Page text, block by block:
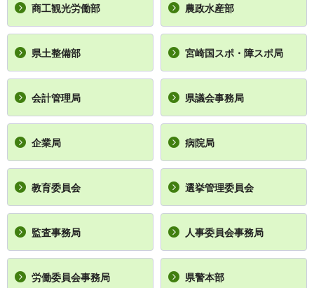
商工観光労働部 農政水産部
県土整備部 宮崎国スポ・障スポ局
会計管理局 県議会事務局
企業局 病院局
教育委員会 選挙管理委員会
監査事務局 人事委員会事務局
労働委員会事務局 県警本部